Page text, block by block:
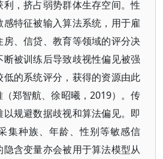
，挤占弱势群体生存空间。性
特征被输入算法系统，用于雇
、信贷、教育等领域的评分决
被训练后导致歧视性偏见被强
的系统评分，获得的资源由此
郑智航、徐昭曦，2019）。传
规避数据歧视和算法偏见。即
集种族、年龄、性别等敏感信
含变量亦会被用于算法模型从